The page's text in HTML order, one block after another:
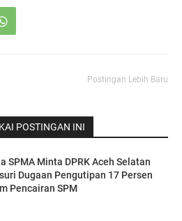
Postingan Lebih Baru
POSTINGAN INI
SPMA Minta DPRK Aceh Selatan
Dugaan Pengutipan 17 Persen
Pencairan SPM